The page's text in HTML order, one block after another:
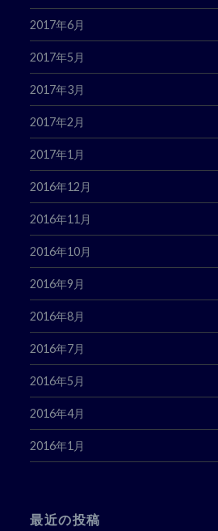
2017年6月
2017年5月
2017年3月
2017年2月
2017年1月
2016年12月
2016年11月
2016年10月
2016年9月
2016年8月
2016年7月
2016年5月
2016年4月
2016年1月
最近の投稿